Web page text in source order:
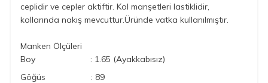
ceplidir ve cepler aktiftir. Kol manşetleri lastiklidir,
kollarında nakış mevcuttur.Üründe vatka kullanılmıştır.
Manken Ölçüleri
Boy : 1.65 (Ayakkabısız)
Göğüs : 89